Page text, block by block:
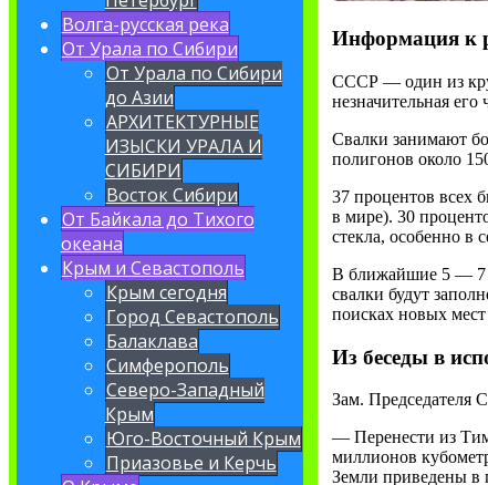
Волга-русская река
От Урала по Сибири
От Урала по Сибири
до Азии
АРХИТЕКТУРНЫЕ
ИЗЫСКИ УРАЛА И
СИБИРИ
Восток Сибири
От Байкала до Тихого
океана
Крым и Севастополь
Крым сегодня
Город Севастополь
Балаклава
Симферополь
Северо-Западный
Крым
Юго-Восточный Крым
Приазовье и Керчь
Информация к
СССР — один из
незначительная его
Свалки занимают
полигонов около
37 процентов всех
в мире). 30
стекла, особенно в
В ближайшие 5 — 7
свалки будут
поисках новых мест
Из беседы в
Зам. Председателя
— Перенести из
миллионов
Земли приведены в